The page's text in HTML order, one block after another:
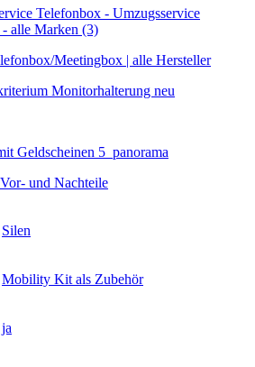
Meetingbox | alle Hersteller
und Nachteile
Silen
Mobility Kit als Zubehör
ja